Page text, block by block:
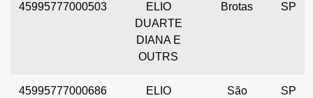
45995777000503
ELIO
DUARTE
DIANA E
OUTRS
Brotas SP
45995777000686
ELIO
São
SP